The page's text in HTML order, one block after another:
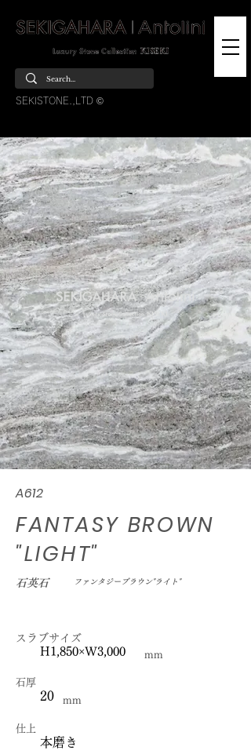
SEKISTONE.,LTD ©
A612
FANTASY BROWN
"LIGHT"
石英石 ファンタジーブラウン"ライト"
スラブサイズ
H1,850×W3,000 mm
石厚
20 mm
仕上
本磨き